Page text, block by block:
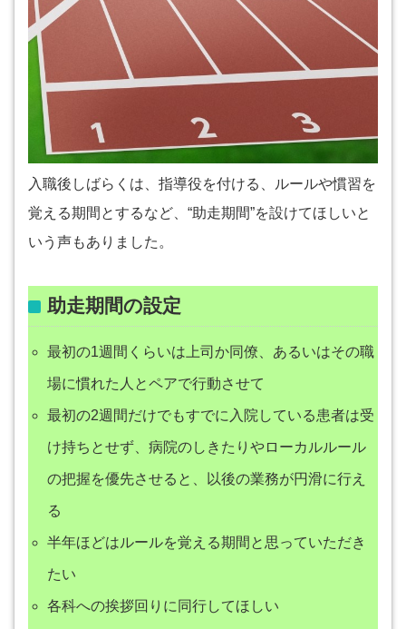
入職後しばらくは、指導役を付ける、ルールや慣習を
覚える期間とするなど、“助走期間”を設けてほしいと
いう声もありました。
助走期間の設定
最初の1週間くらいは上司か同僚、あるいはその職
場に慣れた人とペアで行動させて
最初の2週間だけでもすでに入院している患者は受
け持ちとせず、病院のしきたりやローカルルール
の把握を優先させると、以後の業務が円滑に行え
る
半年ほどはルールを覚える期間と思っていただき
たい
各科への挨拶回りに同行してほしい